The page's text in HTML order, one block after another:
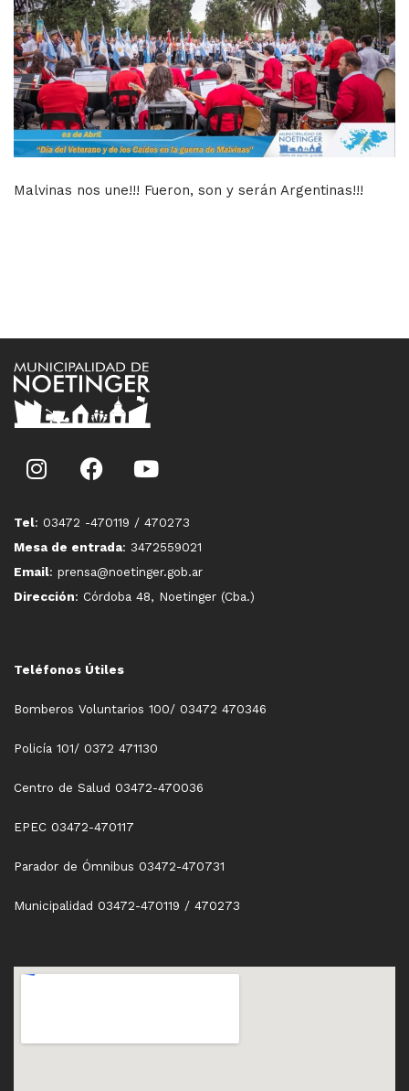
Malvinas nos une!!! Fueron, son y serán Argentinas!!!
Tel: 03472 -470119 / 470273
Mesa de entrada: 3472559021
Email: prensa@noetinger.gob.ar
Dirección: Córdoba 48, Noetinger (Cba.)
Teléfonos Útiles
Bomberos Voluntarios 100/ 03472 470346
Policía 101/ 0372 471130
Centro de Salud 03472-470036
EPEC 03472-470117
Parador de Ómnibus 03472-470731
Municipalidad 03472-470119 / 470273